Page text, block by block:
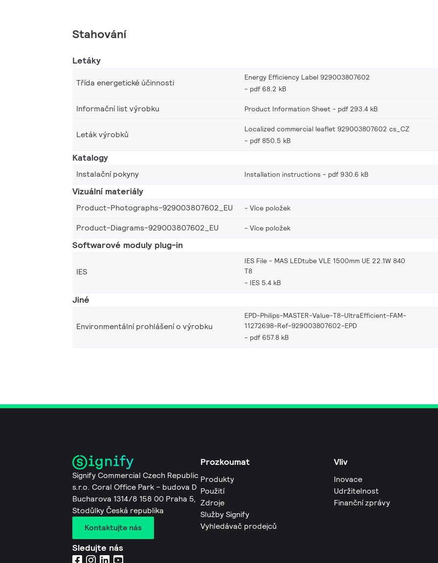
Stahování
Letáky
Třída energetické účinnosti
Energy Efficiency Label 929003807602
pdf 68.2 kB
Informační list výrobku Product Information Sheet pdf 293.4 kB
Leták výrobků
Localized commercial leaflet 929003807602 cs_CZ
pdf 850.5 kB
Katalogy
Instalační pokyny Installation instructions pdf 930.6 kB
Vizuální materiály
Product-Photographs-929003807602_EU Více položek
Product-Diagrams-929003807602_EU
Více položek
Softwarové moduly plug-in
IES
IES File - MAS LEDtube VLE 1500mm UE 22.1W 840
T8
IES 5.4 kB
Jiné
Environmentální prohlášení o výrobku
EPD-Philips-MASTER-Value-T8-UltraEfficient-FAM-
11272698-Ref-929003807602-EPD
pdf 657.8 kB
Signify Commercial Czech Republic
s.r.o. Coral Office Park – budova D
Bucharova 1314/8 158 00 Praha 5,
Stodůlky Česká republika
Kontaktujte nás
Sledujte nás
Prozkoumat
Produkty
Použití
Zdroje
Služby Signify
Vyhledávač prodejců
Vliv
Inovace
Udržitelnost
Finanční zprávy